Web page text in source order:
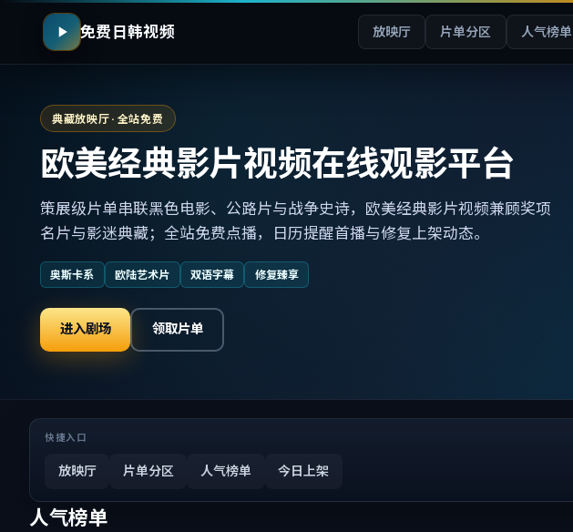
免费日韩视频 放映厅 片单分区 人气榜单
典藏放映厅 · 全站免费
欧美经典影片视频在线观影平台
策展级片单串联黑色电影、公路片与战争史诗，欧美经典影片视频兼顾奖项
名片与影迷典藏；全站免费点播，日历提醒首播与修复上架动态。
奥斯卡系 欧陆艺术片 双语字幕 修复臻享
进入剧场 领取片单
快捷入口
放映厅 片单分区 人气榜单 今日上架
人气榜单